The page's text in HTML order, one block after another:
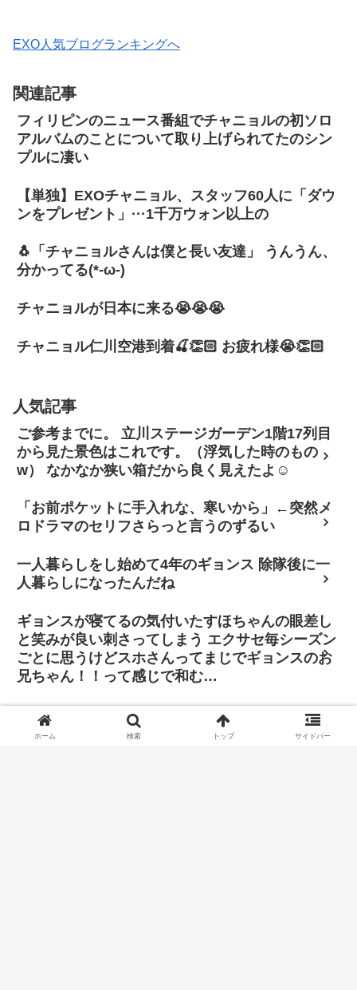
EXO人気ブログランキングへ
関連記事
フィリピンのニュース番組でチャニョルの初ソロ
アルバムのことについて取り上げられてたのシン
プルに凄い
【単独】EXOチャニョル、スタッフ60人に「ダウ
ンをプレゼント」···1千万ウォン以上の
🐧「チャニョルさんは僕と長い友達」 うんうん、
分かってる(*-ω-)
チャニョルが日本に来る😭😭😭
チャニョル仁川空港到着🍒👏🏻 お疲れ様😭👏🏻
人気記事
ご参考までに。 立川ステージガーデン1階17列目
から見た景色はこれです。（浮気した時のもの
w） なかなか狭い箱だから良く見えたよ☺
「お前ポケットに手入れな、寒いから」←突然メ
ロドラマのセリフさらっと言うのずるい
一人暮らしをし始めて4年のギョンス 除隊後に一
人暮らしになったんだね
ギョンスが寝てるの気付いたすほちゃんの眼差し
と笑みが良い刺さってしまう エクサセ毎シーズン
ごとに思うけどスホさんってまじでギョンスのお
兄ちゃん！！って感じで和む…
「その判断に振り回されたくはありません。僕は
自分の立ち位置で全力を尽くし、歌手と俳優双方
ホーム 検索 トップ サイドバー